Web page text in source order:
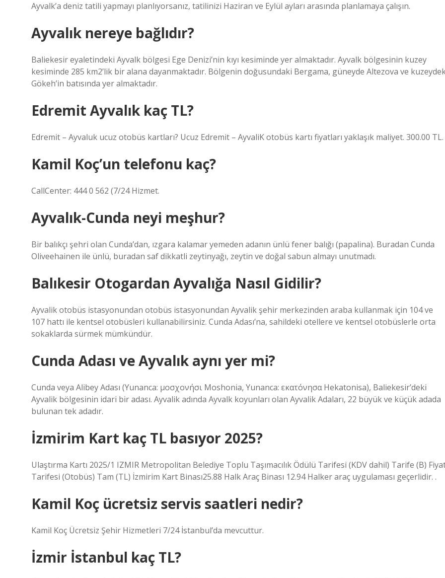
Ayvalk’a deniz tatili yapmayı planlıyorsanız, tatilinizi Haziran ve Eylül ayları arasında planlamaya çalışın.
Ayvalık nereye bağlıdır?
Baliekesir eyaletindeki Ayvalk bölgesi Ege Denizi’nin kıyı kesiminde yer almaktadır. Ayvalk bölgesinin kuzey
kesiminde 285 km2’lik bir alana dayanmaktadır. Bölgenin doğusundaki Bergama, güneyde Altezova ve
Gökeh’in batısında yer almaktadır.
Edremit Ayvalık kaç TL?
Edremit – Ayvaluk ucuz otobüs kartları? Ucuz Edremit – AyvaliK otobüs kartı fiyatları yaklaşık maliyet. 300.00 TL.
Kamil Koç’un telefonu kaç?
CallCenter: 444 0 562 (7/24 Hizmet.
Ayvalık-Cunda neyi meşhur?
Bir balıkçı şehri olan Cunda’dan, ızgara kalamar yemeden adanın ünlü fener balığı (papalina). Buradan Cunda
Oliveehainen ile ünlü, buradan saf dikkatli zeytinyağı, zeytin ve doğal sabun almayı unutmadı.
Balıkesir Otogardan Ayvalığa Nasıl Gidilir?
Ayvalik otobüs istasyonundan otobüs istasyonundan Ayvalik şehir merkezinden araba kullanmak için 104 ve
107 hattı ile kentsel otobüsleri kullanabilirsiniz. Cunda Adası’na, sahildeki otellere ve kentsel otobüslerle orta
sokaklarda sürmek mümkündür.
Cunda Adası ve Ayvalık aynı yer mi?
Cunda veya Alibey Adası (Yunanca: μοσχονήσι Moshonia, Yunanca: εκατόνησα Hekatonisa), Baliekesir’deki
Ayvalik bölgesinin idari bir adası. Ayvalik adında Ayvalk koyunları olan Ayvalik Adaları, 22 büyük ve küçük adada
bulunan tek adadır.
İzmirim Kart kaç TL basıyor 2025?
Ulaştırma Kartı 2025/1 IZMIR Metropolitan Belediye Toplu Taşımacılık Ödülü Tarifesi (KDV dahil) Tarife (B)
Tarifesi (Otobüs) Tam (TL) İzmirim Kart Binası25.88 Halk Araç Binası 12.94 Halker araç uygulaması geçerlidir. .
Kamil Koç ücretsiz servis saatleri nedir?
Kamil Koç Ücretsiz Şehir Hizmetleri 7/24 İstanbul’da mevcuttur.
İzmir İstanbul kaç TL?